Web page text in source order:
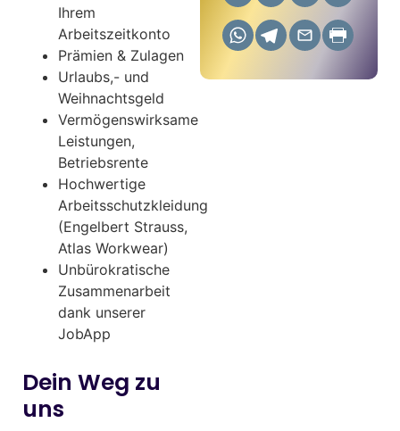
Ihrem
Arbeitszeitkonto
Prämien & Zulagen
Urlaubs,- und
Weihnachtsgeld
Vermögenswirksame
Leistungen,
Betriebsrente
Hochwertige
Arbeitsschutzkleidung
(Engelbert Strauss,
Atlas Workwear)
Unbürokratische
Zusammenarbeit
dank unserer
JobApp
Dein Weg zu
uns